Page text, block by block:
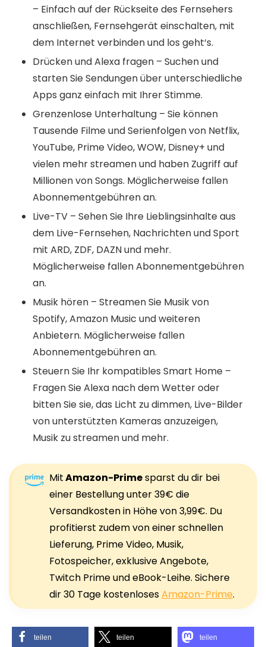
– Einfach auf der Rückseite des Fernsehers
anschließen, Fernsehgerät einschalten, mit
dem Internet verbinden und los geht‘s.
Drücken und Alexa fragen – Suchen und
starten Sie Sendungen über unterschiedliche
Apps ganz einfach mit Ihrer Stimme.
Grenzenlose Unterhaltung – Sie können
Tausende Filme und Serienfolgen von Netflix,
YouTube, Prime Video, WOW, Disney+ und
vielen mehr streamen und haben Zugriff auf
Millionen von Songs. Möglicherweise fallen
Abonnementgebühren an.
Live-TV – Sehen Sie Ihre Lieblingsinhalte aus
dem Live-Fernsehen, Nachrichten und Sport
mit ARD, ZDF, DAZN und mehr.
Möglicherweise fallen Abonnementgebühren
an.
Musik hören – Streamen Sie Musik von
Spotify, Amazon Music und weiteren
Anbietern. Möglicherweise fallen
Abonnementgebühren an.
Steuern Sie Ihr kompatibles Smart Home –
Fragen Sie Alexa nach dem Wetter oder
bitten Sie sie, das Licht zu dimmen, Live-Bilder
von unterstützten Kameras anzuzeigen,
Musik zu streamen und mehr.
MitAmazon-Primesparst du dir bei
einer Bestellung unter 39€ die
Versandkosten in Höhe von 3,99€. Du
profitierst zudem von einer schnellen
Lieferung, Prime Video, Musik,
Fotospeicher, exklusive Angebote,
Twitch Prime und eBook-Leihe. Sichere
dir 30 Tage kostenlosesAmazon-Prime.
teilen teilen teilen